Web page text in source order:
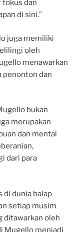
fokus dan
di sini.”
juga memiliki
oleh
menawarkan
penonton dan
bukan
merupakan
dan mental
dari para
di dunia balap
setiap musim
ditawarkan oleh
Mugello menjadi